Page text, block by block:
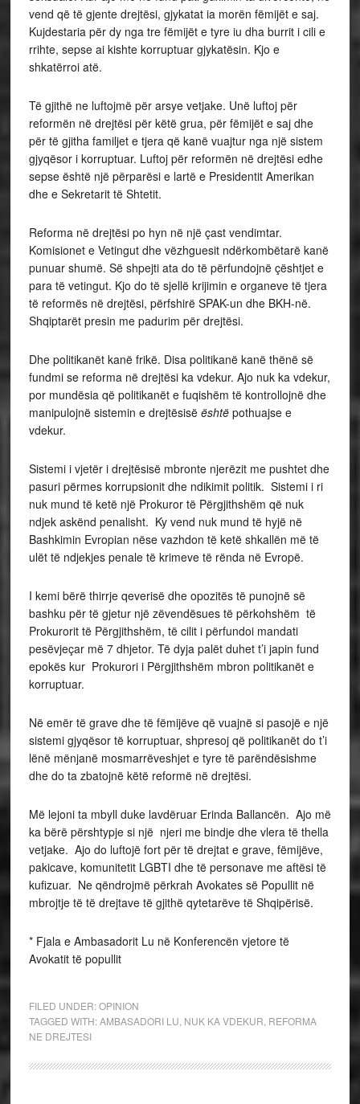
vend që të gjente drejtësi, gjykatat ia morën fëmijët e saj.
Kujdestaria për dy nga tre fëmijët e tyre iu dha burrit i cili e
rrihte, sepse ai kishte korruptuar gjykatësin. Kjo e
shkatërroi atë.
Të gjithë ne luftojmë për arsye vetjake. Unë luftoj për
reformën në drejtësi për këtë grua, për fëmijët e saj dhe
për të gjitha familjet e tjera që kanë vuajtur nga një sistem
gjyqësor i korruptuar. Luftoj për reformën në drejtësi edhe
sepse është një përparësi e lartë e Presidentit Amerikan
dhe e Sekretarit të Shtetit.
Reforma në drejtësi po hyn në një çast vendimtar.
Komisionet e Vetingut dhe vëzhguesit ndërkombëtarë kanë
punuar shumë. Së shpejti ata do të përfundojnë çështjet e
para të vetingut. Kjo do të sjellë krijimin e organeve të tjera
të reformës në drejtësi, përfshirë SPAK-un dhe BKH-në.
Shqiptarët presin me padurim për drejtësi.
Dhe politikanët kanë frikë. Disa politikanë kanë thënë së
fundmi se reforma në drejtësi ka vdekur. Ajo nuk ka vdekur,
por mundësia që politikanët e fuqishëm të kontrollojnë dhe
manipulojnë sistemin e drejtësisë ështëpothuajse e
vdekur.
Sistemi i vjetër i drejtësisë mbronte njerëzit me pushtet dhe
pasuri përmes korrupsionit dhe ndikimit politik. Sistemi i ri
nuk mund të ketë një Prokuror të Përgjithshëm që nuk
ndjek askënd penalisht. Ky vend nuk mund të hyjë në
Bashkimin Evropian nëse vazhdon të ketë shkallën më të
ulët të ndjekjes penale të krimeve të rënda në Evropë.
I kemi bërë thirrje qeverisë dhe opozitës të punojnë së
bashku për të gjetur një zëvendësues të përkohshëm të
Prokurorit të Përgjithshëm, të cilit i përfundoi mandati
pesëvjeçar më 7 dhjetor. Të dyja palët duhet t’i japin fund
epokës kur Prokurori i Përgjithshëm mbron politikanët e
korruptuar.
Në emër të grave dhe të fëmijëve që vuajnë si pasojë e një
sistemi gjyqësor të korruptuar, shpresoj që politikanët do t’i
lënë mënjanë mosmarrëveshjet e tyre të parëndësishme
dhe do ta zbatojnë këtë reformë në drejtësi.
Më lejoni ta mbyll duke lavdëruar Erinda Ballancën. Ajo më
ka bërë përshtypje si një njeri me bindje dhe vlera të thella
vetjake. Ajo do luftojë fort për të drejtat e grave, fëmijëve,
pakicave, komunitetit LGBTI dhe të personave me aftësi të
kufizuar. Ne qëndrojmë përkrah Avokates së Popullit në
mbrojtje të të drejtave të gjithë qytetarëve të Shqipërisë.
* Fjala e Ambasadorit Lu në Konferencën vjetore të
Avokatit të popullit
FILED UNDER:OPINION
TAGGED WITH:AMBASADORI LU NUK KA VDEKUR REFORMA
NE DREJTESI